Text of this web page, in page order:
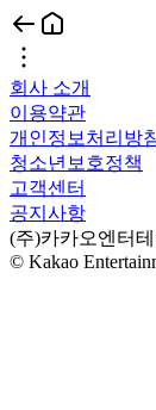
회사 소개
이용약관
개인정보처리방
청소년보호정책
고객센터
공지사항
(주)카카오엔터
© Kakao